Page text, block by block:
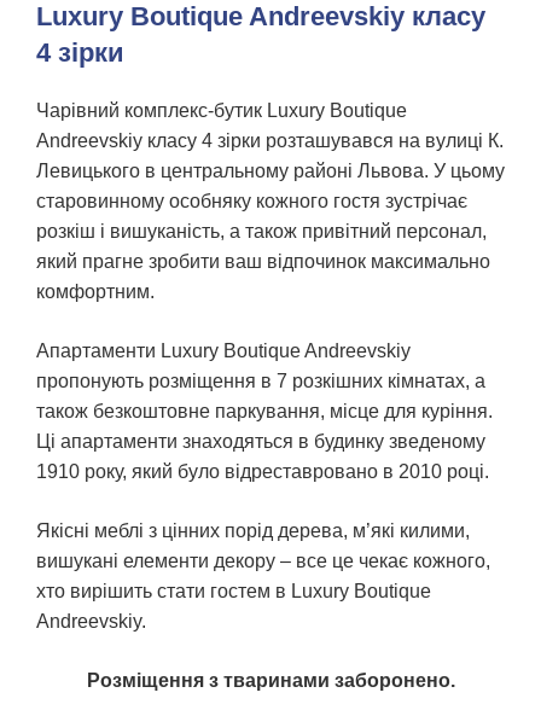
Luxury Boutique Andreevskiy класу
4 зірки
Чарівний комплекс-бутик Luxury Boutique
Andreevskiy класу 4 зірки розташувався на вулиці К.
Левицького в центральному районі Львова. У цьому
старовинному особняку кожного гостя зустрічає
розкіш і вишуканість, а також привітний персонал,
який прагне зробити ваш відпочинок максимально
комфортним.
Апартаменти Luxury Boutique Andreevskiy
пропонують розміщення в 7 розкішних кімнатах, а
також безкоштовне паркування, місце для куріння.
Ці апартаменти знаходяться в будинку зведеному
1910 року, який було відреставровано в 2010 році.
Якісні меблі з цінних порід дерева, м’які килими,
вишукані елементи декору – все це чекає кожного,
хто вирішить стати гостем в Luxury Boutique
Andreevskiy.
Розміщення з тваринами заборонено.